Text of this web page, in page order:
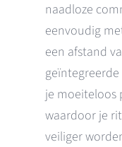
naadloze
eenvoudig
een afstand
je moeiteloos
waardoor je
veiliger